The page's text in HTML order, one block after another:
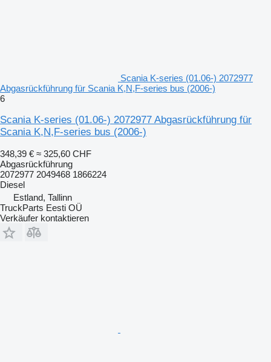
Scania K-series (01.06-) 2072977
Abgasrückführung für Scania K,N,F-series bus (2006-)
6
Scania K-series (01.06-) 2072977 Abgasrückführung für
Scania K,N,F-series bus (2006-)
348,39 € ≈ 325,60 CHF
Abgasrückführung
2072977 2049468 1866224
Diesel
Estland, Tallinn
TruckParts Eesti OÜ
Verkäufer kontaktieren